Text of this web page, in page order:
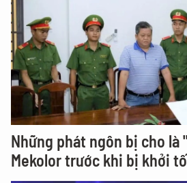
Những phát ngôn bị cho là
Mekolor trước khi bị khởi tố